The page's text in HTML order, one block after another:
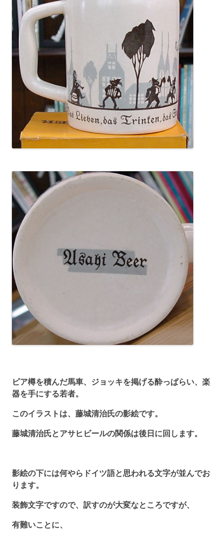
ビア樽を積んだ馬車、ジョッキを掲げる酔っぱらい、楽
器を手にする若者。
このイラストは、藤城清治氏の影絵です。
藤城清治氏とアサヒビールの関係は後日に回します。
影絵の下には何やらドイツ語と思われる文字が並んでお
ります。
装飾文字ですので、訳すのが大変なところですが、
有難いことに、